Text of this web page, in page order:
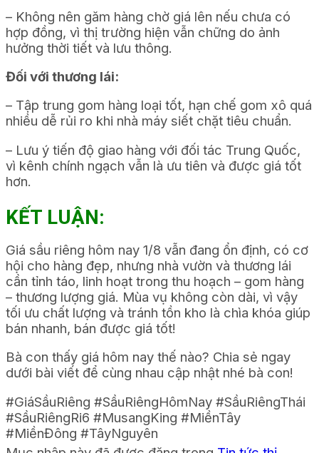
– Không nên găm hàng chờ giá lên nếu chưa có
hợp đồng, vì thị trường hiện vẫn chững do ảnh
hưởng thời tiết và lưu thông.
Đối với thương lái:
– Tập trung gom hàng loại tốt, hạn chế gom xô quá
nhiều dễ rủi ro khi nhà máy siết chặt tiêu chuẩn.
– Lưu ý tiến độ giao hàng với đối tác Trung Quốc,
vì kênh chính ngạch vẫn là ưu tiên và được giá tốt
hơn.
KẾT LUẬN:
Giá sầu riêng hôm nay 1/8 vẫn đang ổn định, có cơ
hội cho hàng đẹp, nhưng nhà vườn và thương lái
cần tỉnh táo, linh hoạt trong thu hoạch – gom hàng
– thương lượng giá. Mùa vụ không còn dài, vì vậy
tối ưu chất lượng và tránh tồn kho là chìa khóa giúp
bán nhanh, bán được giá tốt!
Bà con thấy giá hôm nay thế nào? Chia sẻ ngay
dưới bài viết để cùng nhau cập nhật nhé bà con!
#GiáSầuRiêng #SầuRiêngHômNay #SầuRiêngThái
#SầuRiêngRi6 #MusangKing #MiềnTây
#MiềnĐông #TâyNguyên